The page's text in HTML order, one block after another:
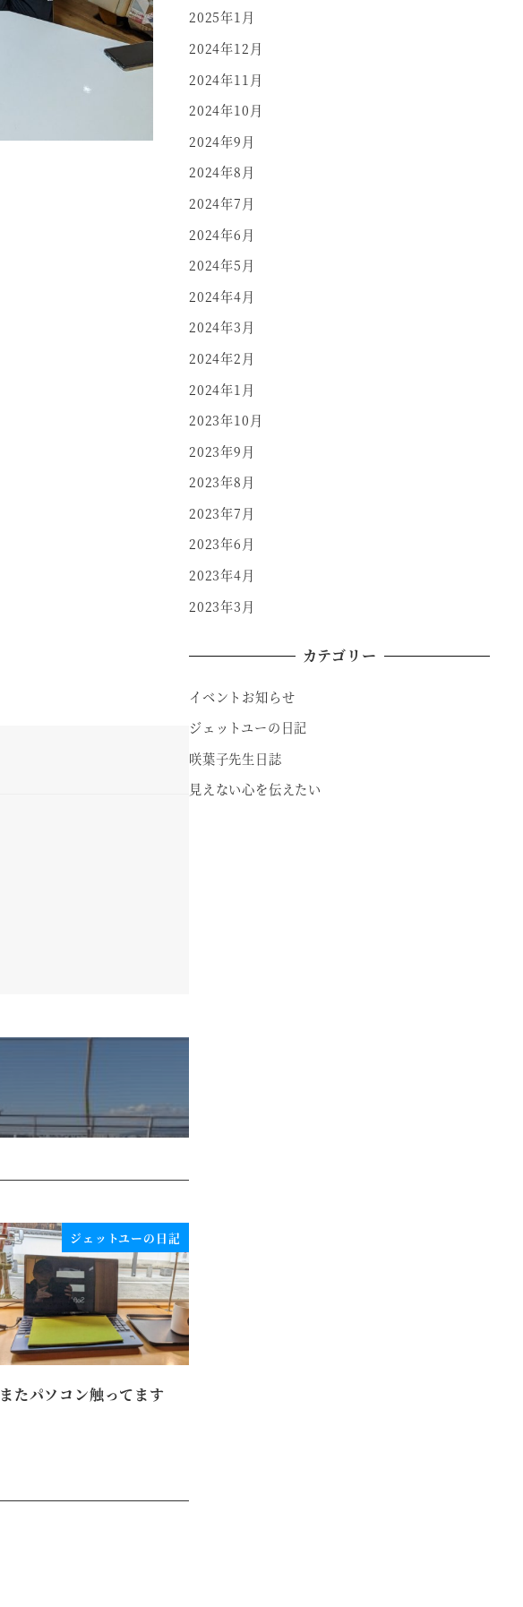
ジェットユーの日記
またパソコン触ってます
2025年1月
2024年12月
2024年11月
2024年10月
2024年9月
2024年8月
2024年7月
2024年6月
2024年5月
2024年4月
2024年3月
2024年2月
2024年1月
2023年10月
2023年9月
2023年8月
2023年7月
2023年6月
2023年4月
2023年3月
カテゴリー
イベントお知らせ
ジェットユーの日記
咲葉子先生日誌
見えない心を伝えたい